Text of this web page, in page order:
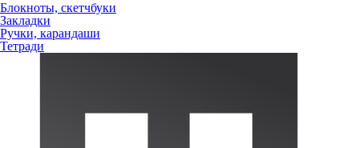
Блокноты, скетчбуки
Закладки
Ручки, карандаши
Тетради